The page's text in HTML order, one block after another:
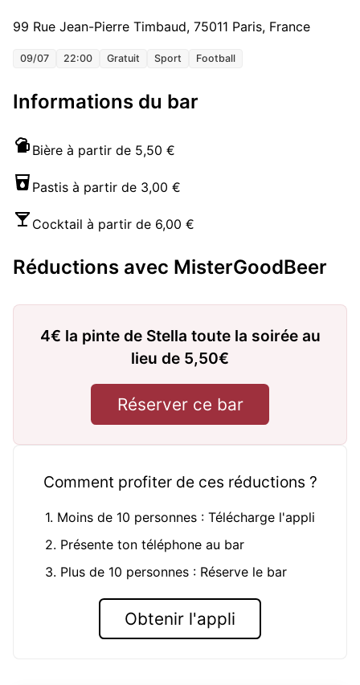
99 Rue Jean-Pierre Timbaud, 75011 Paris, France
09/07 22:00 Gratuit Sport Football
Informations du bar
Bière à partir de 5,50 €
Pastis à partir de 3,00 €
Cocktail à partir de 6,00 €
Réductions avec MisterGoodBeer
4€ la pinte de Stella toute la soirée au
lieu de 5,50€
Réserver ce bar
Comment profiter de ces réductions ?
1. Moins de 10 personnes : Télécharge l'appli
2. Présente ton téléphone au bar
3. Plus de 10 personnes : Réserve le bar
Obtenir l'appli